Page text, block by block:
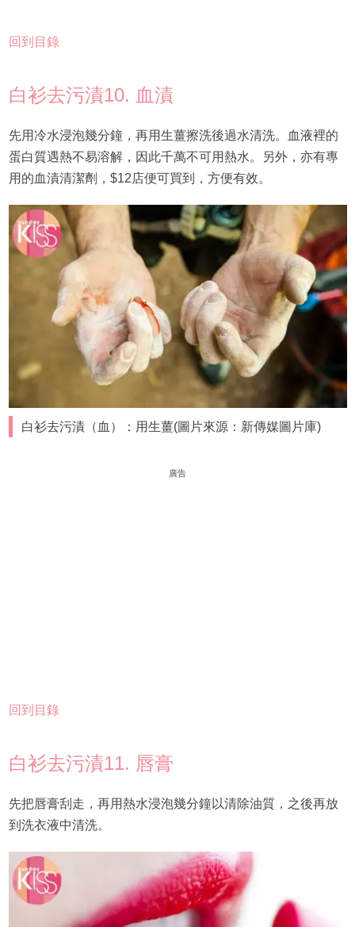
回到目錄
白衫去污漬10. 血漬
先用冷水浸泡幾分鐘，再用生薑擦洗後過水清洗。血液裡的
蛋白質遇熱不易溶解，因此千萬不可用熱水。另外，亦有專
用的血漬清潔劑，$12店便可買到，方便有效。
白衫去污漬（血）：用生薑(圖片來源：新傳媒圖片庫)
廣告
回到目錄
白衫去污漬11. 唇膏
先把唇膏刮走，再用熱水浸泡幾分鐘以清除油質，之後再放
到洗衣液中清洗。